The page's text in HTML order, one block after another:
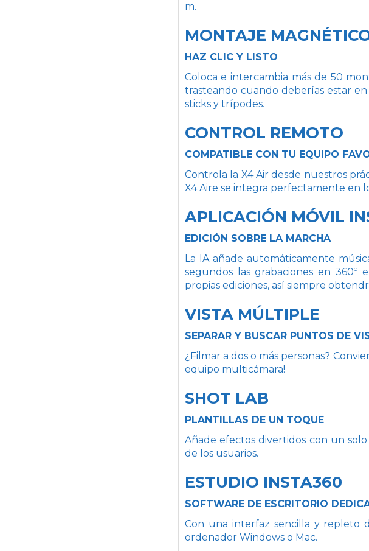
m.
MONTAJE
HAZ CLIC Y LISTO
Coloca e intercambia más de 50
trasteando cuando deberías estar
sticks y trípodes.
CONTROL REMOTO
COMPATIBLE CON TU EQUIPO
Controla la X4 Air desde nuestros
X4 Aire se integra perfectamente en
APLICACIÓN MÓVIL
EDICIÓN SOBRE LA MARCHA
La IA añade automáticamente
segundos las grabaciones en
propias ediciones, así siempre
VISTA MÚLTIPLE
SEPARAR Y BUSCAR PUNTOS DE
¿Filmar a dos o más personas?
equipo multicámara!
SHOT LAB
PLANTILLAS DE UN TOQUE
Añade efectos divertidos con un
de los usuarios.
ESTUDIO INSTA360
SOFTWARE DE ESCRITORIO
Con una interfaz sencilla y repleto
ordenador Windows o Mac.